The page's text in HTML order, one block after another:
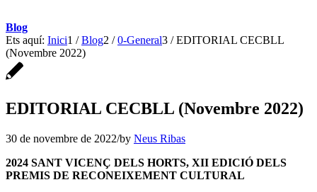
Blog
Ets aquí: Inici1 / Blog2 / 0-General3 / EDITORIAL CECBLL
(Novembre 2022)
EDITORIAL CECBLL (Novembre 2022)
30 de novembre de 2022/by Neus Ribas
2024 SANT VICENÇ DELS HORTS, XII EDICIÓ DELS
PREMIS DE RECONEIXEMENT CULTURAL